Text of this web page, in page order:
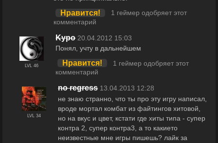
Нравится!
1 геймер одобряет этот
комментарий
LVL 46
Kypo 20.04.2012 15:03
Понял, учту в дальнейшем
Нравится!
1 геймер одобряет этот
комментарий
LVL 34
no regress 13.04.2013 12:28
не знаю странно, что ты про эту игру написал,
вроде мортал комбат из файтингов хитовой,
но на вкус и цвет, кстати где хиты типа - супер
контра 2, супер контра3, а то какието
неизвестные мне игры пишешь? лайк за